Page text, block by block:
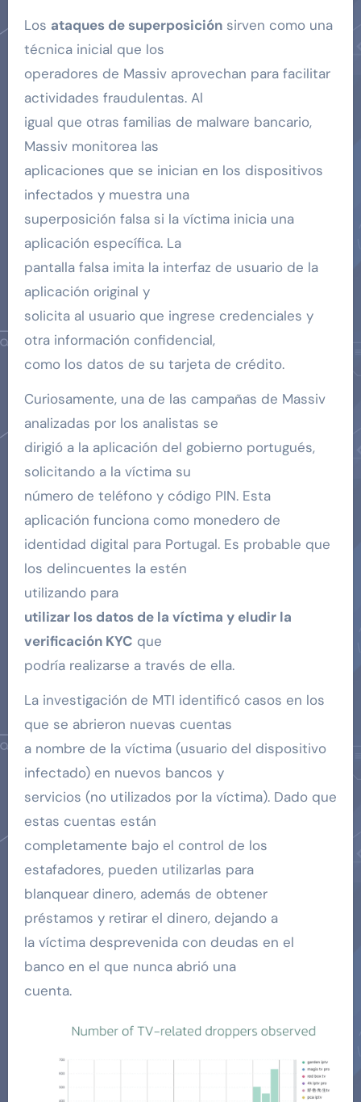
Los ataques de superposiciónsirven como una
técnica inicial que los
operadores de Massiv aprovechan para facilitar
actividades fraudulentas. Al
igual que otras familias de malware bancario,
Massiv monitorea las
aplicaciones que se inician en los dispositivos
infectados y muestra una
superposición falsa si la víctima inicia una
aplicación específica. La
pantalla falsa imita la interfaz de usuario de la
aplicación original y
solicita al usuario que ingrese credenciales y
otra información confidencial,
como los datos de su tarjeta de crédito.
Curiosamente, una de las campañas de Massiv
analizadas por los analistas se
dirigió a la aplicación del gobierno portugués,
solicitando a la víctima su
número de teléfono y código PIN. Esta
aplicación funciona como monedero de
identidad digital para Portugal. Es probable que
los delincuentes la estén
utilizando para
utilizar los datos de la víctima y eludir la
verificación KYC que
podría realizarse a través de ella.
La investigación de MTI identificó casos en los
que se abrieron nuevas cuentas
a nombre de la víctima (usuario del dispositivo
infectado) en nuevos bancos y
servicios (no utilizados por la víctima). Dado que
estas cuentas están
completamente bajo el control de los
estafadores, pueden utilizarlas para
blanquear dinero, además de obtener
préstamos y retirar el dinero, dejando a
la víctima desprevenida con deudas en el
banco en el que nunca abrió una
cuenta.